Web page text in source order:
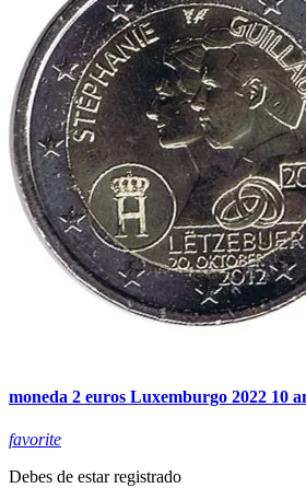
moneda 2 euros Luxemburgo 2022 10
favorite
Debes de estar registrado